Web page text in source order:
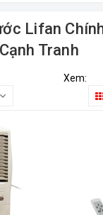
Lifan
Tranh
Xem: